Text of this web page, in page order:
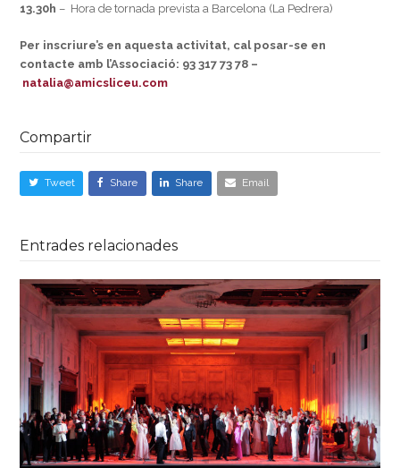
13.30h – Hora de tornada prevista a Barcelona (La Pedrera)
Per inscriure’s en aquesta activitat, cal posar-se en
contacte amb l’Associació: 93 317 73 78 –
natalia@amicsliceu.com
Compartir
Tweet Share Share Email
Entrades relacionades